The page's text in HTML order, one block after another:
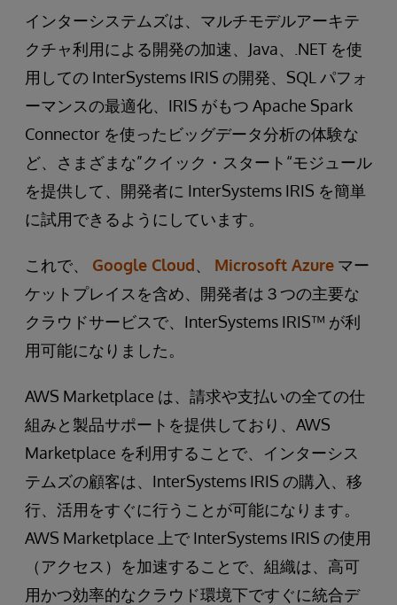
インターシステムズは、マルチモデルアーキテ
クチャ利用による開発の加速、Java、.NET を使
用しての InterSystems IRIS の開発、SQL パフォ
ーマンスの最適化、IRIS がもつ Apache Spark
Connector を使ったビッグデータ分析の体験な
ど、さまざまな”クイック・スタート“モジュール
を提供して、開発者に InterSystems IRIS を簡単
に試用できるようにしています。
これで、 Google Cloud、 Microsoft Azure マー
ケットプレイスを含め、開発者は３つの主要な
クラウドサービスで、InterSystems IRIS™ が利
用可能になりました。
AWS Marketplace は、請求や支払いの全ての仕
組みと製品サポートを提供しており、AWS
Marketplace を利用することで、インターシス
テムズの顧客は、InterSystems IRIS の購入、移
行、活用をすぐに行うことが可能になります。
AWS Marketplace 上で InterSystems IRIS の使用
（アクセス）を加速することで、組織は、高可
用かつ効率的なクラウド環境下ですぐに統合デ